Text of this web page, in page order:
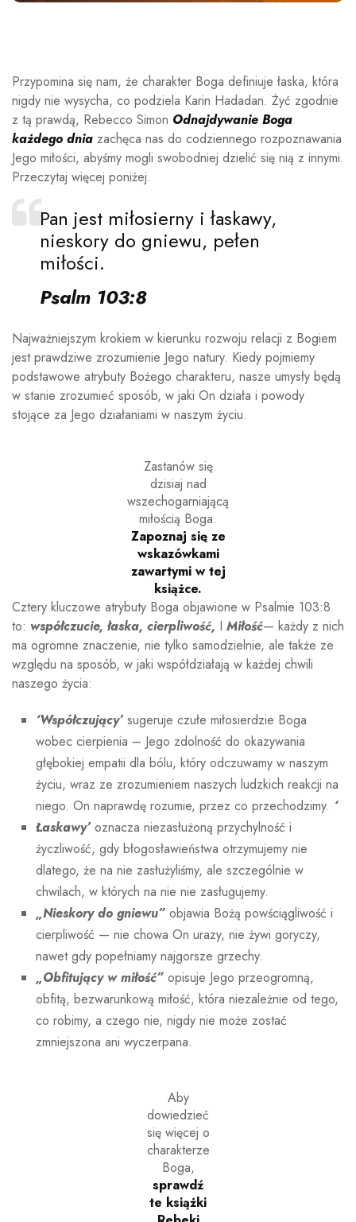
Przypomina się nam, że charakter Boga definiuje łaska, która
nigdy nie wysycha, co podziela Karin Hadadan. Żyć zgodnie
z tą prawdą, Rebecco Simon Odnajdywanie Boga
każdego dnia zachęca nas do codziennego rozpoznawania
Jego miłości, abyśmy mogli swobodniej dzielić się nią z innymi.
Przeczytaj więcej poniżej.
Pan jest miłosierny i łaskawy,
nieskory do gniewu, pełen
miłości.
Psalm 103:8
Najważniejszym krokiem w kierunku rozwoju relacji z Bogiem
jest prawdziwe zrozumienie Jego natury. Kiedy pojmiemy
podstawowe atrybuty Bożego charakteru, nasze umysły będą
w stanie zrozumieć sposób, w jaki On działa i powody
stojące za Jego działaniami w naszym życiu.
Zastanów się
dzisiaj nad
wszechogarniającą
miłością Boga.
Zapoznaj się ze
wskazówkami
zawartymi w tej
książce.
Cztery kluczowe atrybuty Boga objawione w Psalmie 103:8
to: współczucie, łaska, cierpliwość, I Miłość— każdy z nich
ma ogromne znaczenie, nie tylko samodzielnie, ale także ze
względu na sposób, w jaki współdziałają w każdej chwili
naszego życia:
‘Współczujący’sugeruje czułe miłosierdzie Boga
wobec cierpienia – Jego zdolność do okazywania
głębokiej empatii dla bólu, który odczuwamy w naszym
życiu, wraz ze zrozumieniem naszych ludzkich reakcji na
niego. On naprawdę rozumie, przez co przechodzimy. ‘
Łaskawy’oznacza niezasłużoną przychylność i
życzliwość, gdy błogosławieństwa otrzymujemy nie
dlatego, że na nie zasłużyliśmy, ale szczególnie w
chwilach, w których na nie nie zasługujemy.
„Nieskory do gniewu” objawia Bożą powściągliwość i
cierpliwość — nie chowa On urazy, nie żywi goryczy,
nawet gdy popełniamy najgorsze grzechy.
„Obfitujący w miłość” opisuje Jego przeogromną,
obfitą, bezwarunkową miłość, która niezależnie od tego,
co robimy, a czego nie, nigdy nie może zostać
zmniejszona ani wyczerpana.
Aby
dowiedzieć
się więcej o
charakterze
Boga,
sprawdź
te książki